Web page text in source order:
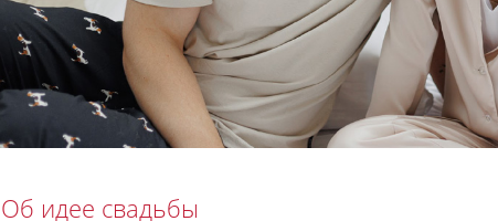
Об идее свадьбы